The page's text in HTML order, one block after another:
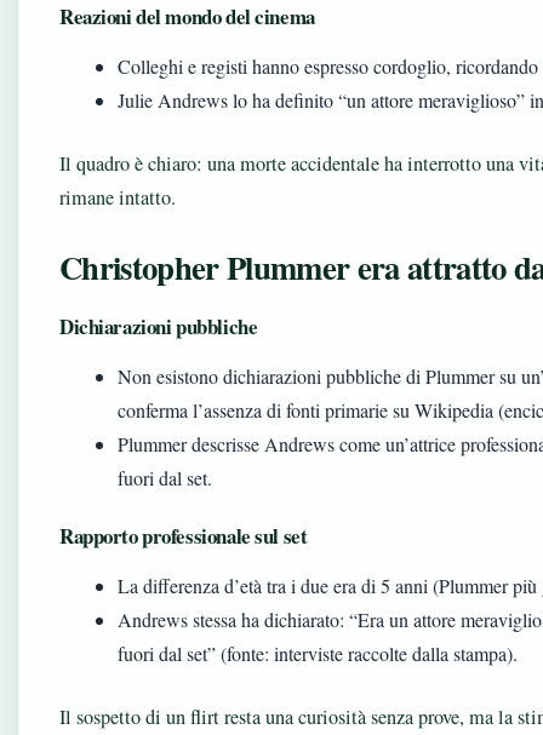
Reazioni del mondo del cinema
Colleghi e registi hanno espresso cordoglio,
Julie Andrews lo ha definito “un attore meraviglioso”
Il quadro è chiaro: una morte accidentale ha interrotto una
rimane intatto.
Christopher Plummer era attratto
Dichiarazioni pubbliche
Non esistono dichiarazioni pubbliche di Plummer su
conferma l’assenza di fonti primarie su Wikipedia
Plummer descrisse Andrews come un’attrice
fuori dal set.
Rapporto professionale sul set
La differenza d’età tra i due era di 5 anni (Plummer più
Andrews stessa ha dichiarato: “Era un attore
fuori dal set” (fonte: interviste raccolte dalla stampa).
Il sospetto di un flirt resta una curiosità senza prove, ma la